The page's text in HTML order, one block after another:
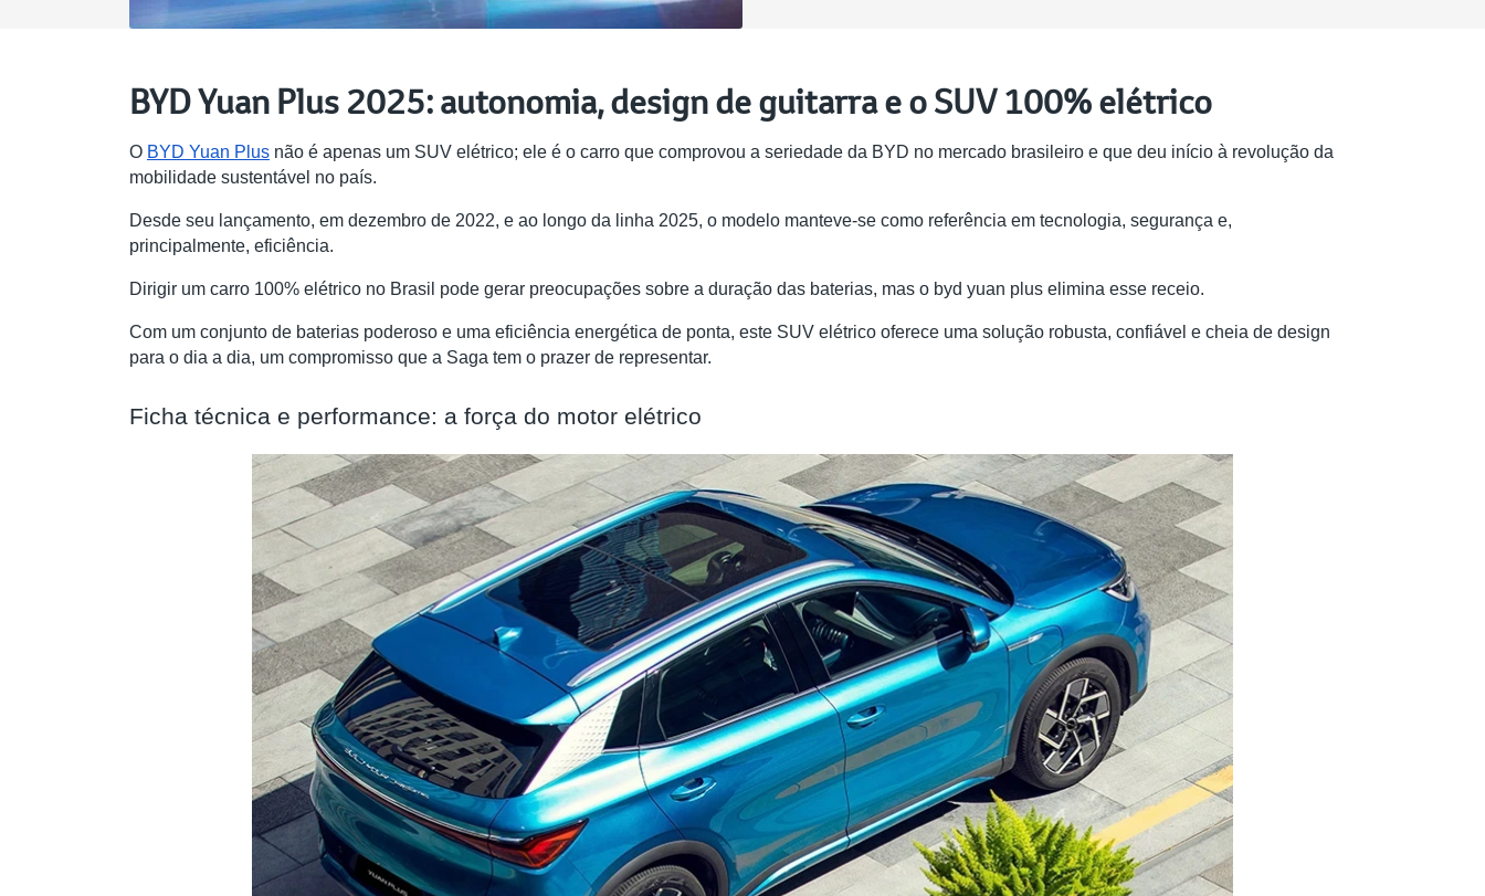
BYD Yuan Plus 2025: autonomia, design de guitarra e o SUV 100% elétrico
O BYD Yuan Plus não é apenas um SUV elétrico; ele é o carro que comprovou a seriedade da BYD no mercado brasileiro e que deu início à revolução da
mobilidade sustentável no país.
Desde seu lançamento, em dezembro de 2022, e ao longo da linha 2025, o modelo manteve-se como referência em tecnologia, segurança e,
principalmente, eficiência.
Dirigir um carro 100% elétrico no Brasil pode gerar preocupações sobre a duração das baterias, mas o byd yuan plus elimina esse receio.
Com um conjunto de baterias poderoso e uma eficiência energética de ponta, este SUV elétrico oferece uma solução robusta, confiável e cheia de design
para o dia a dia, um compromisso que a Saga tem o prazer de representar.
Ficha técnica e performance: a força do motor elétrico